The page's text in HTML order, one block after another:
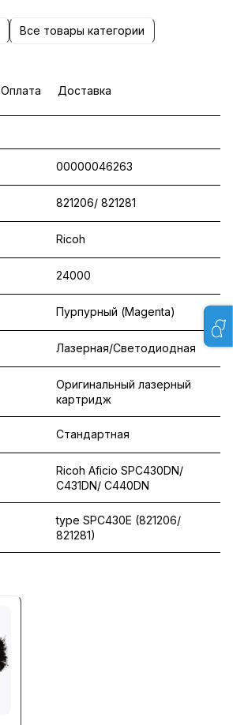
Все товары категории
Оплата Доставка
00000046263
821206/ 821281
Ricoh
24000
Пурпурный (Magenta)
Лазерная/Светодиодная
Оригинальный лазерный
картридж
Стандартная
Ricoh Aficio SPC430DN/
C431DN/ C440DN
type SPC430E (821206/
821281)